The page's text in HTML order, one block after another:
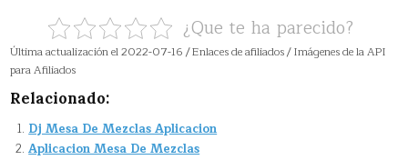
¿Que te ha parecido?
Última actualización el 2022-07-16 / Enlaces de afiliados / Imágenes de la API
para Afiliados
Relacionado:
Dj Mesa De Mezclas Aplicacion
Aplicacion Mesa De Mezclas